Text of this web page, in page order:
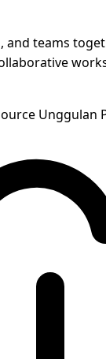
and teams
Unggulan